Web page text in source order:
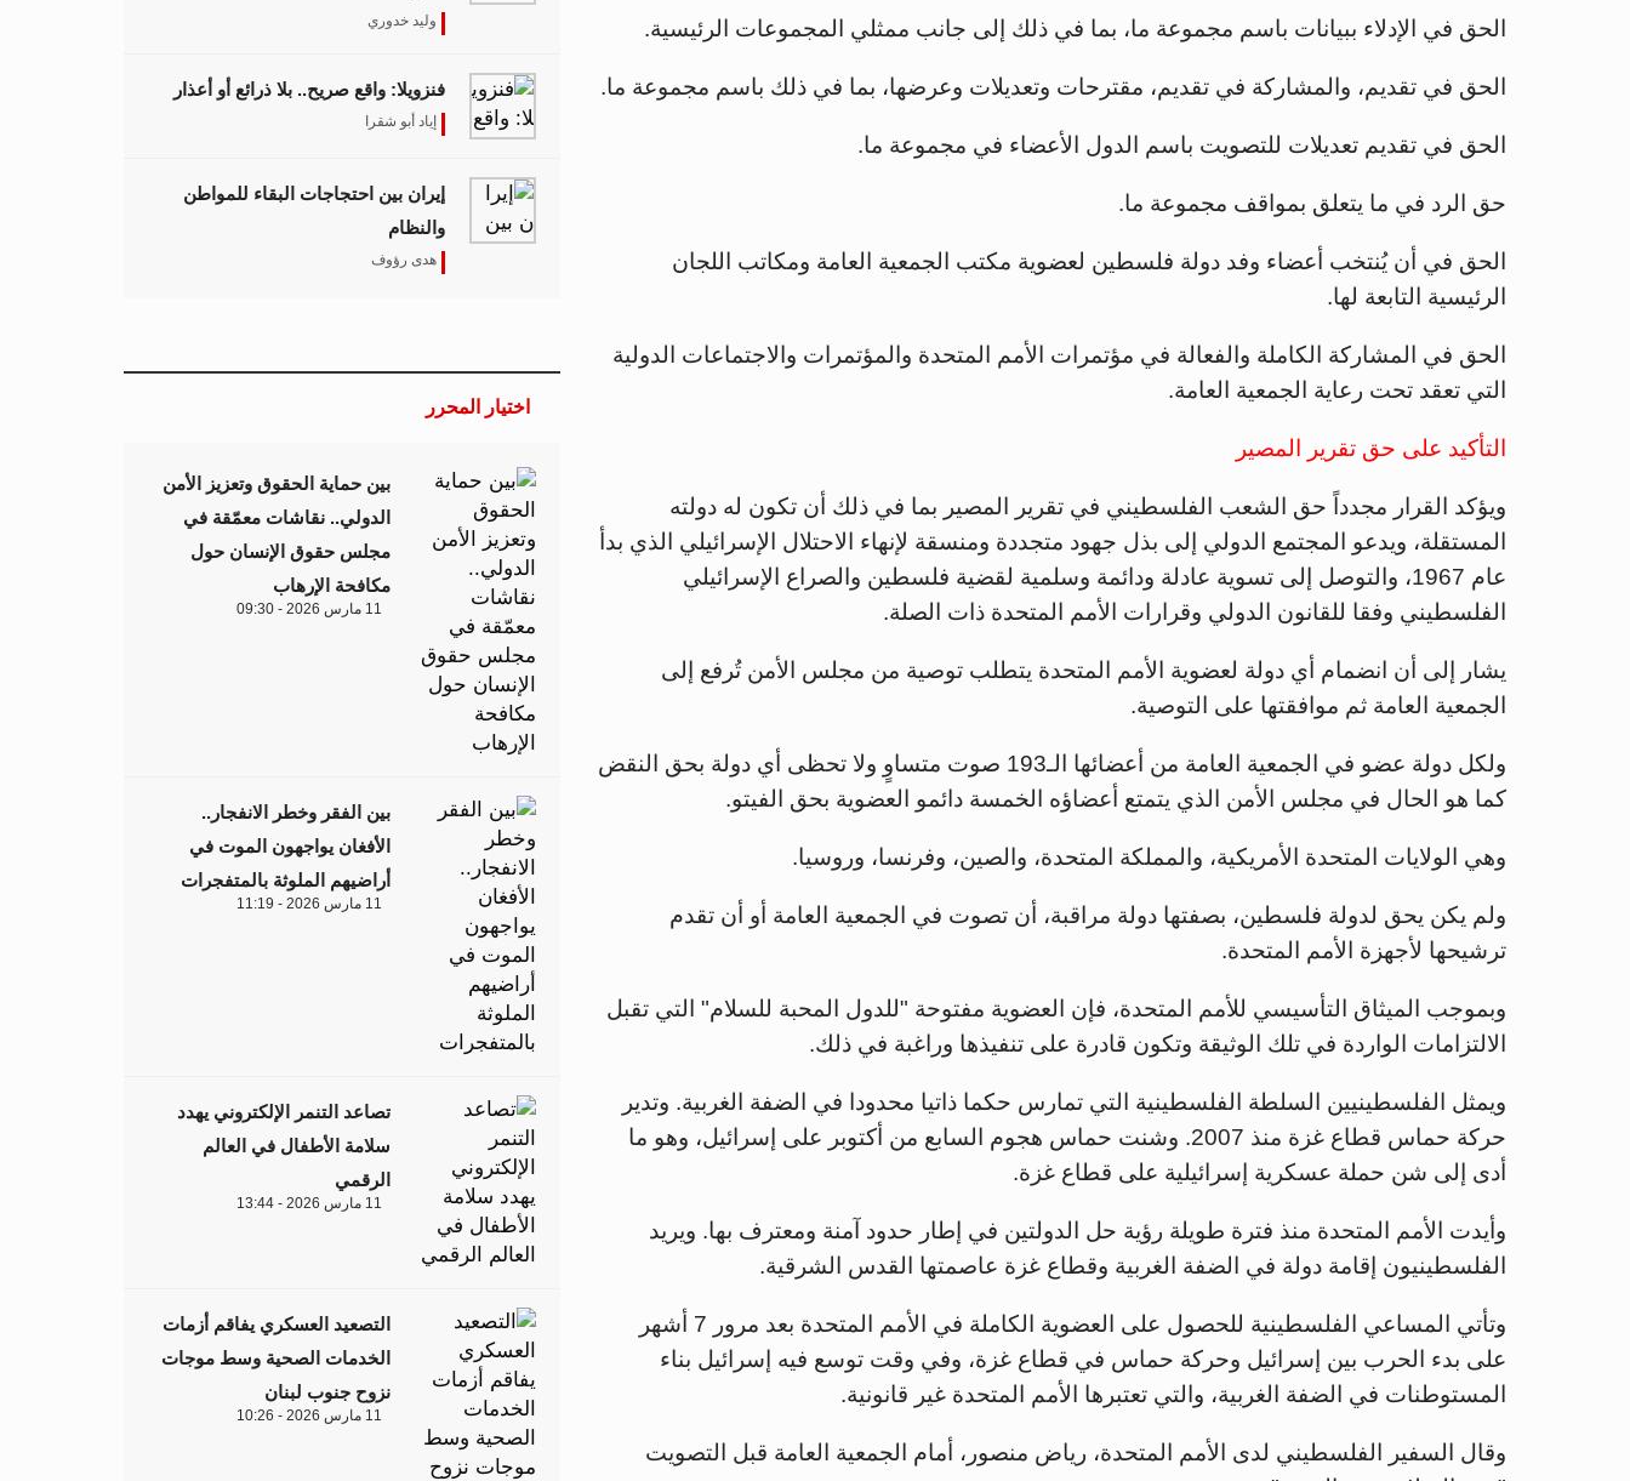
الحق في الإدلاء ببيانات باسم مجموعة ما، بما في ذلك إلى جانب ممثلي المجموعات الرئيسية.
الحق في تقديم، والمشاركة في تقديم، مقترحات وتعديلات وعرضها، بما في ذلك باسم مجموعة ما.
الحق في تقديم تعديلات للتصويت باسم الدول الأعضاء في مجموعة ما.
حق الرد في ما يتعلق بمواقف مجموعة ما.
الحق في أن يُنتخب أعضاء وفد دولة فلسطين لعضوية مكتب الجمعية العامة ومكاتب اللجان
الرئيسية التابعة لها.
الحق في المشاركة الكاملة والفعالة في مؤتمرات الأمم المتحدة والمؤتمرات والاجتماعات الدولية
التي تعقد تحت رعاية الجمعية العامة.
التأكيد على حق تقرير المصير
ويؤكد القرار مجدداً حق الشعب الفلسطيني في تقرير المصير بما في ذلك أن تكون له دولته
المستقلة، ويدعو المجتمع الدولي إلى بذل جهود متجددة ومنسقة لإنهاء الاحتلال الإسرائيلي الذي بدأ
عام 1967، والتوصل إلى تسوية عادلة ودائمة وسلمية لقضية فلسطين والصراع الإسرائيلي
الفلسطيني وفقا للقانون الدولي وقرارات الأمم المتحدة ذات الصلة.
يشار إلى أن انضمام أي دولة لعضوية الأمم المتحدة يتطلب توصية من مجلس الأمن تُرفع إلى
الجمعية العامة ثم موافقتها على التوصية.
ولكل دولة عضو في الجمعية العامة من أعضائها الـ193 صوت متساوٍ ولا تحظى أي دولة بحق النقض
كما هو الحال في مجلس الأمن الذي يتمتع أعضاؤه الخمسة دائمو العضوية بحق الفيتو.
وهي الولايات المتحدة الأمريكية، والمملكة المتحدة، والصين، وفرنسا، وروسيا.
ولم يكن يحق لدولة فلسطين، بصفتها دولة مراقبة، أن تصوت في الجمعية العامة أو أن تقدم
ترشيحها لأجهزة الأمم المتحدة.
وبموجب الميثاق التأسيسي للأمم المتحدة، فإن العضوية مفتوحة "للدول المحبة للسلام" التي تقبل
الالتزامات الواردة في تلك الوثيقة وتكون قادرة على تنفيذها وراغبة في ذلك.
ويمثل الفلسطينيين السلطة الفلسطينية التي تمارس حكما ذاتيا محدودا في الضفة الغربية. وتدير
حركة حماس قطاع غزة منذ 2007. وشنت حماس هجوم السابع من أكتوبر على إسرائيل، وهو ما
أدى إلى شن حملة عسكرية إسرائيلية على قطاع غزة.
وأيدت الأمم المتحدة منذ فترة طويلة رؤية حل الدولتين في إطار حدود آمنة ومعترف بها. ويريد
الفلسطينيون إقامة دولة في الضفة الغربية وقطاع غزة عاصمتها القدس الشرقية.
وتأتي المساعي الفلسطينية للحصول على العضوية الكاملة في الأمم المتحدة بعد مرور 7 أشهر
على بدء الحرب بين إسرائيل وحركة حماس في قطاع غزة، وفي وقت توسع فيه إسرائيل بناء
المستوطنات في الضفة الغربية، والتي تعتبرها الأمم المتحدة غير قانونية.
وقال السفير الفلسطيني لدى الأمم المتحدة، رياض منصور، أمام الجمعية العامة قبل التصويت
وليد خدوري
فنزويلا: واقع صريح.. بلا ذرائع أو أعذار
إياد أبو شقرا
إيران بين احتجاجات البقاء للمواطن
والنظام
هدى رؤوف
اختيار المحرر
بين حماية الحقوق وتعزيز الأمن
الدولي.. نقاشات معمّقة في
مجلس حقوق الإنسان حول
مكافحة الإرهاب
11 مارس 2026 - 09:30
بين الفقر وخطر الانفجار..
الأفغان يواجهون الموت في
أراضيهم الملوثة بالمتفجرات
11 مارس 2026 - 11:19
تصاعد التنمر الإلكتروني يهدد
سلامة الأطفال في العالم
الرقمي
11 مارس 2026 - 13:44
التصعيد العسكري يفاقم أزمات
الخدمات الصحية وسط موجات
نزوح جنوب لبنان
11 مارس 2026 - 10:26